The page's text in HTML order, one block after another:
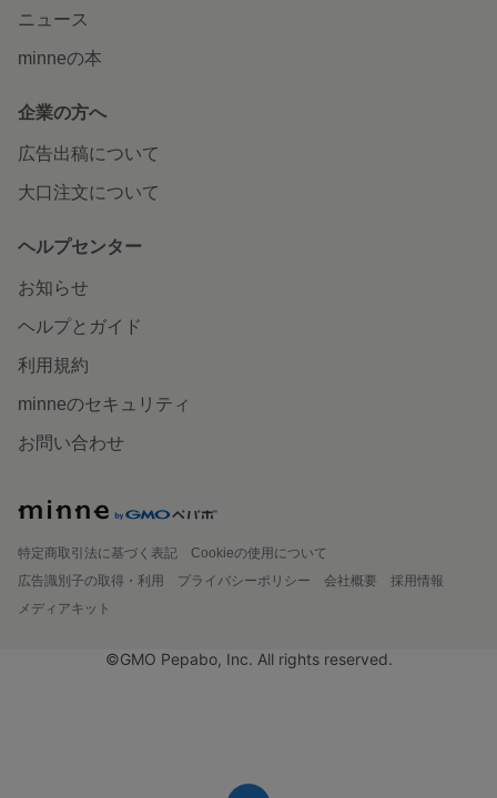
ニュース
minneの本
企業の方へ
広告出稿について
大口注文について
ヘルプセンター
お知らせ
ヘルプとガイド
利用規約
minneのセキュリティ
お問い合わせ
特定商取引法に基づく表記
Cookieの使用について
広告識別子の取得・利用
プライバシーポリシー 会社概要
採用情報
メディアキット
©GMO Pepabo, Inc. All rights reserved.